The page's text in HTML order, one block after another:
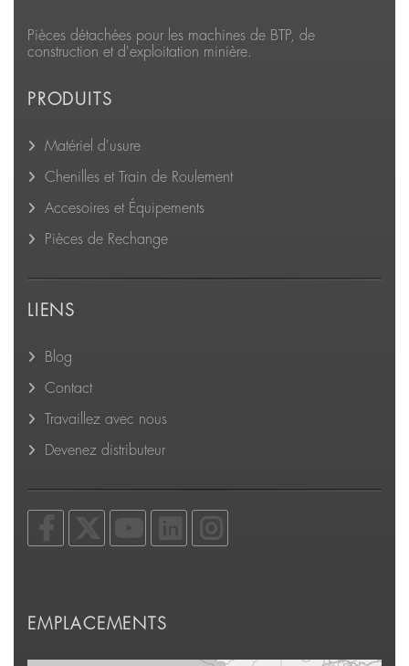
Pièces détachées pour les machines de BTP, de
construction et d'exploitation minière.
PRODUITS
Matériel d'usure
Chenilles et Train de Roulement
Accesoires et Équipements
Pièces de Rechange
LIENS
Blog
Contact
Travaillez avec nous
Devenez distributeur
EMPLACEMENTS